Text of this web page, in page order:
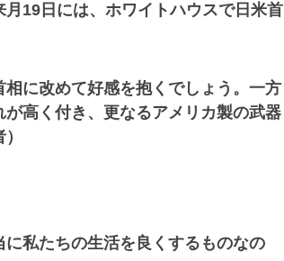
19日には、ホワイトハウスで日米首
相に改めて好感を抱くでしょう。一方
高く付き、更なるアメリカ製の武器
私たちの生活を良くするものなの